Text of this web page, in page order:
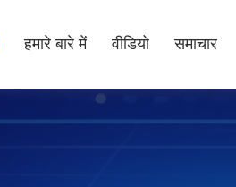
हमारे बारे में वीडियो समाचार